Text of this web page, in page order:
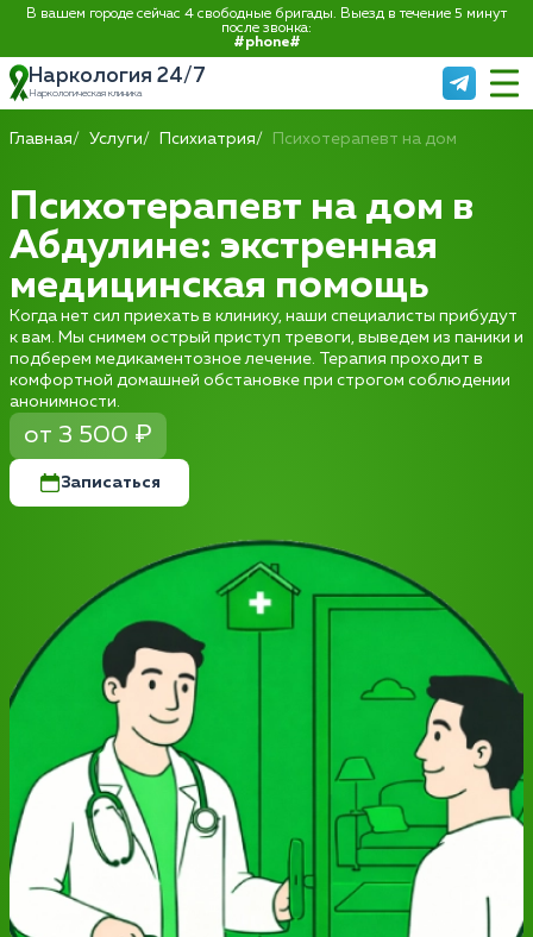
В вашем городе сейчас 4 свободные бригады. Выезд в течение 5 минут
после звонка:
#phone#
Наркология 24/7
Наркологическая клиника
Главная Услуги Психиатрия Психотерапевт на дом
Психотерапевт на дом в
Абдулине: экстренная
медицинская помощь
Когда нет сил приехать в клинику, наши специалисты прибудут
к вам. Мы снимем острый приступ тревоги, выведем из паники и
подберем медикаментозное лечение. Терапия проходит в
комфортной домашней обстановке при строгом соблюдении
анонимности.
от 3 500 ₽
Записаться